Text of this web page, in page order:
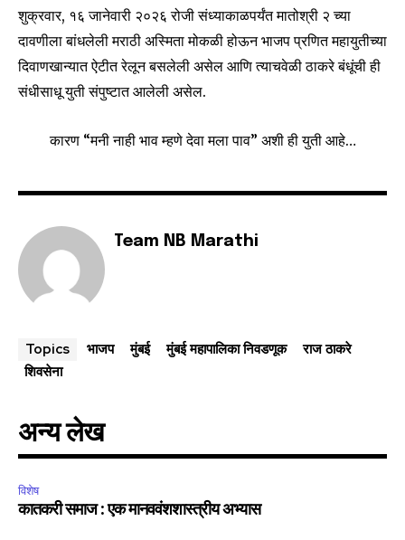
शुक्रवार, १६ जानेवारी २०२६ रोजी संध्याकाळपर्यंत मातोश्री २ च्या
दावणीला बांधलेली मराठी अस्मिता मोकळी होऊन भाजप प्रणित महायुतीच्या
दिवाणखान्यात ऐटीत रेलून बसलेली असेल आणि त्याचवेळी ठाकरे बंधूंची ही
संधीसाधू युती संपुष्टात आलेली असेल.
कारण “मनी नाही भाव म्हणे देवा मला पाव” अशी ही युती आहे…
Team NB Marathi
Topics भाजप मुंबई मुंबई महापालिका निवडणूक
राज ठाकरे
शिवसेना
अन्य लेख
विशेष
कातकरी समाज : एक मानववंशशास्त्रीय अभ्यास